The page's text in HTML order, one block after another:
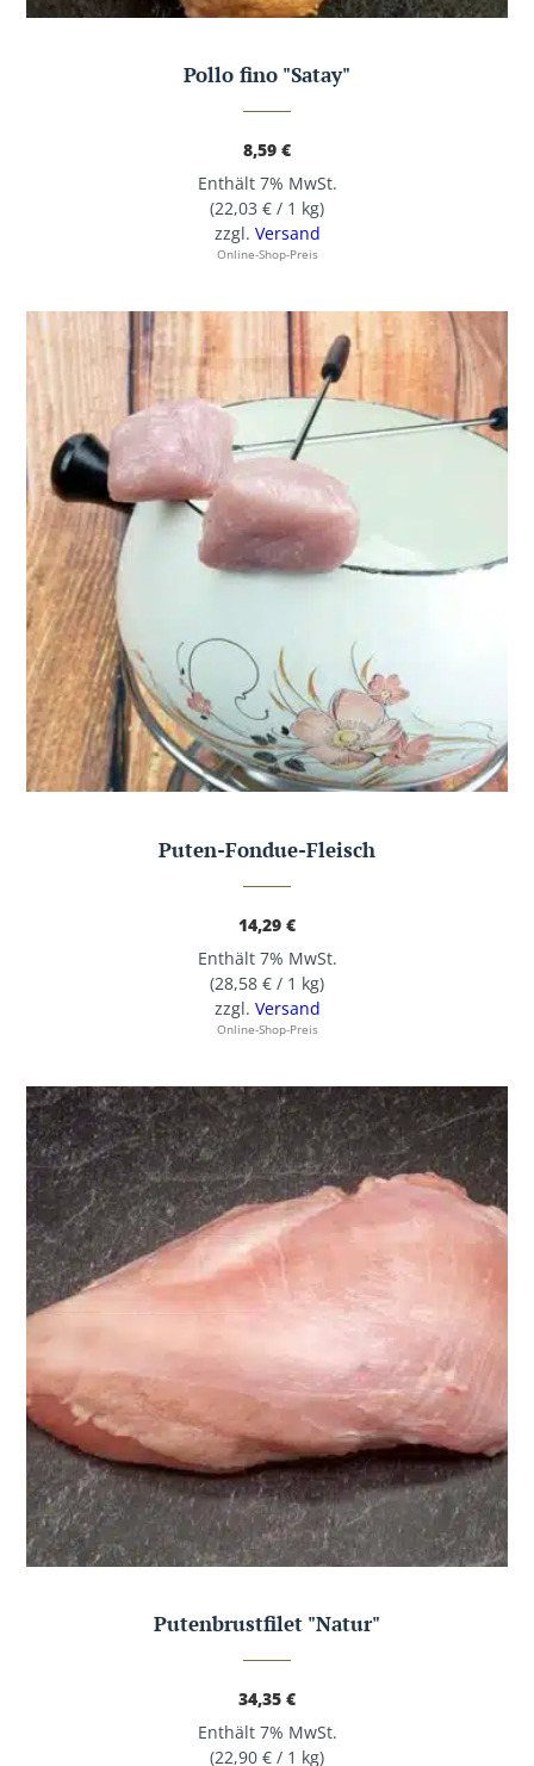
Pollo fino "Satay"
8,59 €
Enthält 7% MwSt.
(22,03 € / 1 kg)
zzgl. Versand
Online-Shop-Preis
Puten-Fondue-Fleisch
14,29 €
Enthält 7% MwSt.
(28,58 € / 1 kg)
zzgl. Versand
Online-Shop-Preis
Putenbrustfilet "Natur"
34,35 €
Enthält 7% MwSt.
(22,90 € / 1 kg)